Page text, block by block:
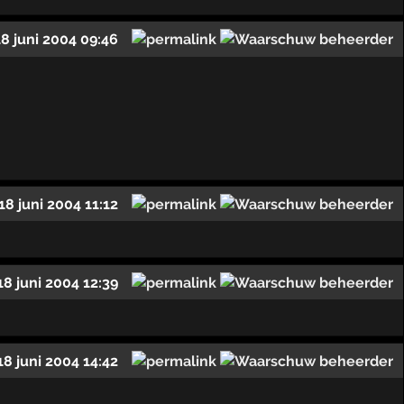
juni 2004 09:46
juni 2004 11:12
juni 2004 12:39
juni 2004 14:42